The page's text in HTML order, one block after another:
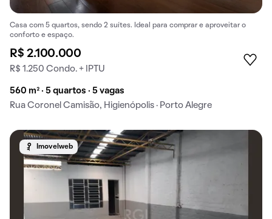
Casa com 5 quartos, sendo 2 suítes. Ideal para comprar e aproveitar o
conforto e espaço.
R$ 2.100.000
R$ 1.250 Condo. + IPTU
560 m² · 5 quartos · 5 vagas
Rua Coronel Camisão, Higienópolis · Porto Alegre
Imovelweb